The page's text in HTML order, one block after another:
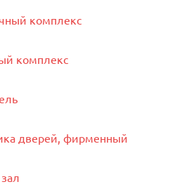
комплекс
комплекс
дверей, фирменный